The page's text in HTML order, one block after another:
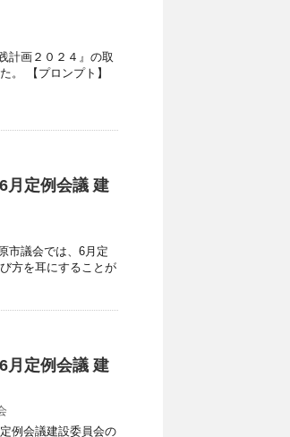
計画２０２４』の取
。 【プロンプト】
定例会議 建
市議会では、6月定
方を耳にすることが
定例会議 建
例会議建設委員会の